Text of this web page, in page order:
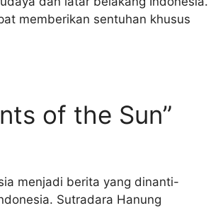
memberikan sentuhan khusus
of the Sun”
menjadi berita yang dinanti-
Sutradara Hanung